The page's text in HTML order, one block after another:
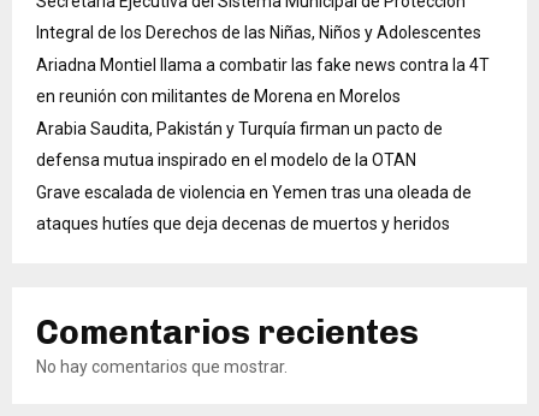
Integral de los Derechos de las Niñas, Niños y Adolescentes
Ariadna Montiel llama a combatir las fake news contra la 4T
en reunión con militantes de Morena en Morelos
Arabia Saudita, Pakistán y Turquía firman un pacto de
defensa mutua inspirado en el modelo de la OTAN
Grave escalada de violencia en Yemen tras una oleada de
ataques hutíes que deja decenas de muertos y heridos
Comentarios recientes
No hay comentarios que mostrar.